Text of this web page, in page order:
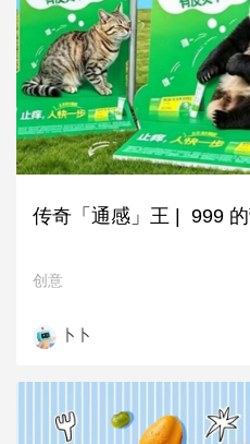
传奇「通感」王 | 999
创意
卜卜